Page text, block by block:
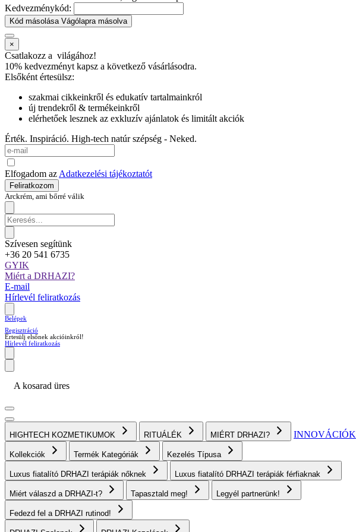
Kedvezménykód:
Kód másolása Vágólapra másolva
×
Csatlakozz a világához!
10% kedvezményt kapsz a következő vásárlásodra.
Elsőként értesülsz:
szakmai cikkeinkről és edukatív tartalmainkról
új trendekről & termékeinkről
elérhetőek lesznek az exkluzív ajánlatok és limitált akciók
Érték. Inspiráció. High-tech natúr szépség - Neked.
Elfogadom az Adatkezelési tájékoztatót
Feliratkozom
Arckrém, ami bőrré válik
Szívesen segítünk
+36 20 541 6735
GYIK
Miért a DRHAZI?
E-mail
Hírlevél feliratkozás
Belépek
Regisztráció
Értesülj elsőnek akcióinkról!
Hírlevél feliratkozás
A kosarad üres
HIGHTECH KOZMETIKUMOK RITUÁLÉK MIÉRT DRHAZI? INNOVÁCIÓK
Kollekciók Termék Kategóriák Kezelés Típusa
Luxus fiatalító DRHAZI terápiák nőknek Luxus fiatalító DRHAZI terápiák férfiaknak
Miért válaszd a DRHAZI-t? Tapasztald meg! Legyél partnerünk!
Fedezd fel a DRHAZI rutinod!